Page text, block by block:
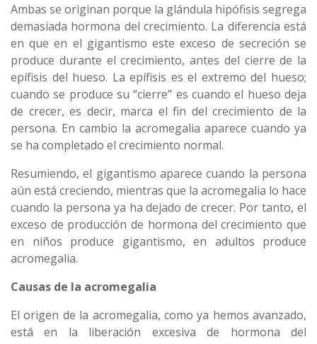
Ambas se originan porque la glándula hipófisis segrega
demasiada hormona del crecimiento. La diferencia está
en que en el gigantismo este exceso de secreción se
produce durante el crecimiento, antes del cierre de la
epífisis del hueso. La epífisis es el extremo del hueso;
cuando se produce su “cierre” es cuando el hueso deja
de crecer, es decir, marca el fin del crecimiento de la
persona. En cambio la acromegalia aparece cuando ya
se ha completado el crecimiento normal.
Resumiendo, el gigantismo aparece cuando la persona
aún está creciendo, mientras que la acromegalia lo hace
cuando la persona ya ha dejado de crecer. Por tanto, el
exceso de producción de hormona del crecimiento que
en niños produce gigantismo, en adultos produce
acromegalia.
Causas de la acromegalia
El origen de la acromegalia, como ya hemos avanzado,
está en la liberación excesiva de hormona del